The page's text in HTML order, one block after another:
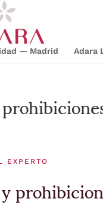
— Madrid Adara
EXPERTO